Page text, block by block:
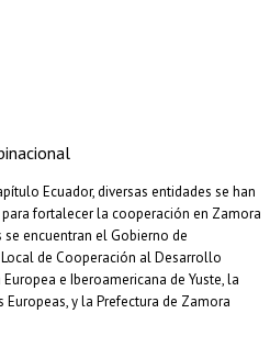
Ecuador, diversas entidades se han
fortalecer la cooperación en Zamora
encuentran el Gobierno de
de Cooperación al Desarrollo
e Iberoamericana de Yuste, la
y la Prefectura de Zamora